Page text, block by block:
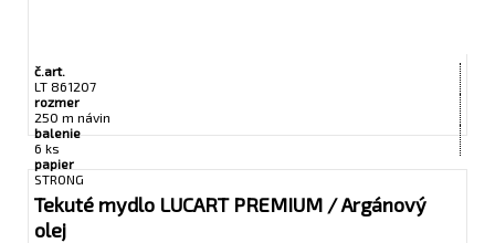
č.art.
LT 861207
rozmer
250 m návin
balenie
6 ks
papier
STRONG
Tekuté mydlo LUCART PREMIUM / Argánový
olej